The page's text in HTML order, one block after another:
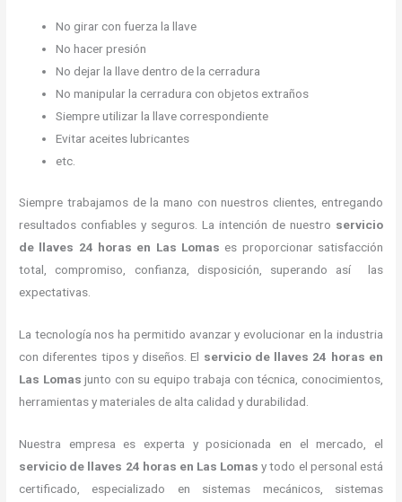
No girar con fuerza la llave
No hacer presión
No dejar la llave dentro de la cerradura
No manipular la cerradura con objetos extraños
Siempre utilizar la llave correspondiente
Evitar aceites lubricantes
etc.
Siempre trabajamos de la mano con nuestros clientes, entregando
resultados confiables y seguros. La intención de nuestro servicio
de llaves 24 horas en Las Lomas es proporcionar satisfacción
total, compromiso, confianza, disposición, superando así las
expectativas.
La tecnología nos ha permitido avanzar y evolucionar en la industria
con diferentes tipos y diseños. El servicio de llaves 24 horas en
Las Lomas junto con su equipo trabaja con técnica, conocimientos,
herramientas y materiales de alta calidad y durabilidad.
Nuestra empresa es experta y posicionada en el mercado, el
servicio de llaves 24 horas en Las Lomas y todo el personal está
certificado, especializado en sistemas mecánicos, sistemas